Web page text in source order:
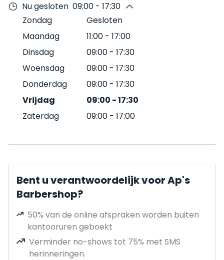
Nu gesloten 09:00 - 17:30
Zondag
Gesloten
Maandag
11:00 - 17:00
Dinsdag
09:00 - 17:30
Woensdag
09:00 - 17:30
Donderdag
09:00 - 17:30
Vrijdag
09:00 -17:30
Zaterdag
09:00 - 17:00
Bent u verantwoordelijk voor Ap's
Barbershop?
50% van de online afspraken worden buiten
kantooruren geboekt
Verminder no-shows tot 75% met SMS
herinneringen.